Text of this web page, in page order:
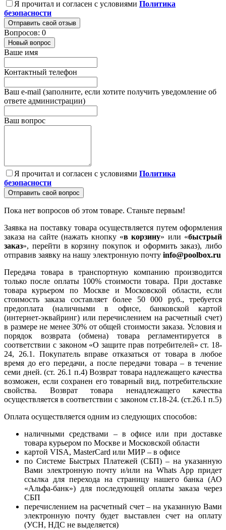
Я прочитал и согласен с условиями Политика
безопасности
Отправить свой отзыв
Вопросов: 0
Новый вопрос
Ваше имя
Контактный телефон
Ваш e-mail (заполните, если хотите получить уведомление об
ответе администрации)
Ваш вопрос
Я прочитал и согласен с условиями Политика
безопасности
Отправить свой вопрос
Пока нет вопросов об этом товаре. Станьте первым!
Заявка на поставку товара осуществляется путем оформления
заказа на сайте (нажать кнопку «в корзину» или «быстрый
заказ», перейти в корзину покупок и оформить заказ), либо
отправив заявку на нашу электронную почту info@poolbox.ru
Передача товара в транспортную компанию производится
только после оплаты 100% стоимости товара. При доставке
товара курьером по Москве и Московской области, если
стоимость заказа составляет более 50 000 руб., требуется
предоплата (наличными в офисе, банковской картой
(интернет-эквайринг) или перечислением на расчетный счет)
в размере не менее 30% от общей стоимости заказа. Условия и
порядок возврата (обмена) товара регламентируется в
соответствии с законом «О защите прав потребителей» ст. 18-
24, 26.1. Покупатель вправе отказаться от товара в любое
время до его передачи, а после передачи товара – в течение
семи дней. (ст. 26.1 п.4) Возврат товара надлежащего качества
возможен, если сохранен его товарный вид, потребительские
свойства. Возврат товара ненадлежащего качества
осуществляется в соответствии с законом ст.18-24. (ст.26.1 п.5)
Оплата осуществляется одним из следующих способов:
наличными средствами – в офисе или при доставке
товара курьером по Москве и Московской области
картой VISA, MasterCard или МИР – в офисе
по Системе Быстрых Платежей (СБП) – на указанную
Вами электронную почту и/или на Whats App придет
ссылка для перехода на страницу нашего банка (АО
«Альфа-банк») для последующей оплаты заказа через
СБП
перечислением на расчетный счет – на указанную Вами
электронную почту будет выставлен счет на оплату
(УСН, НДС не выделяется)